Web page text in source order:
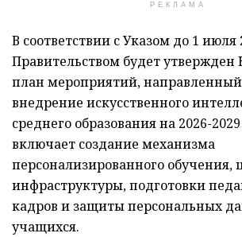
РЕКЛАМА
В соответствии с Указом до 1 июля
Правительством будет
план мероприятий,
внедрение искусственного
среднего образования на 2026-
включает создание механизма
персонализированного обучения,
инфраструктуры, подготовки
кадров и защиты персональных
учащихся.